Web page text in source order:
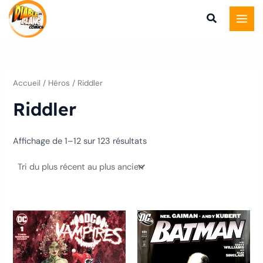
Aller
contenu
Accueil / Héros / Riddler
Riddler
Affichage de 1–12 sur 123 résultats
Ce
produit
a
Ce
a